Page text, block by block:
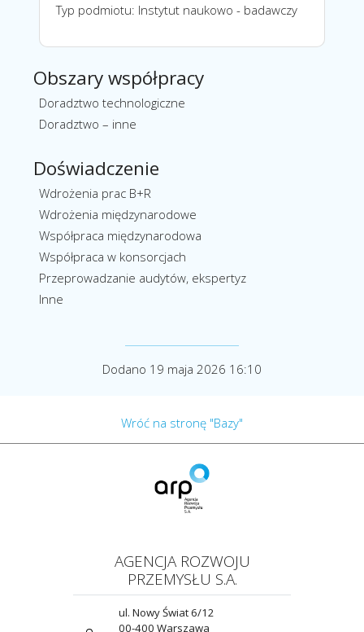
Typ podmiotu: Instytut naukowo - badawczy
Obszary współpracy
Doradztwo technologiczne
Doradztwo – inne
Doświadczenie
Wdrożenia prac B+R
Wdrożenia międzynarodowe
Współpraca międzynarodowa
Współpraca w konsorcjach
Przeprowadzanie audytów, ekspertyz
Inne
Dodano 19 maja 2026 16:10
Wróć na stronę "Bazy"
AGENCJA ROZWOJU
PRZEMYSŁU S.A.
ul. Nowy Świat 6/12
00-400 Warszawa